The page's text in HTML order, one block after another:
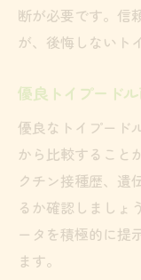
断が必要です。信
が、後悔しないト
優良トイプード
優良なトイプード
から比較すること
クチン接種歴、遺
るか確認しましょ
ータを積極的に提
ます。